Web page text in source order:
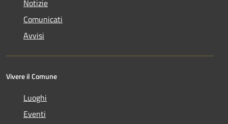
Notizie
Comunicati
Avvisi
Vivere il Comune
Luoghi
Eventi